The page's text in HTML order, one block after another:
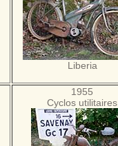
Liberia
1955
Cyclos utilitaires